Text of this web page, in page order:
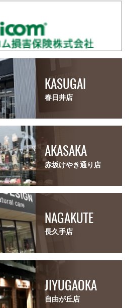
KASUGAI
春日井店
AKASAKA
赤坂けやき通り店
NAGAKUTE
長久手店
JIYUGAOKA
自由が丘店